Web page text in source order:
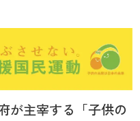
が主宰する「子供の